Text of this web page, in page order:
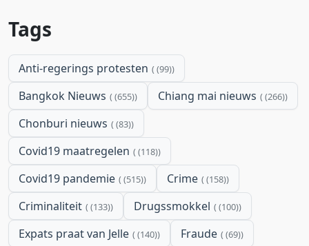
Tags
Anti-regerings protesten (99)
Bangkok Nieuws (655) Chiang mai nieuws (266)
Chonburi nieuws (83)
Covid19 maatregelen (118)
Covid19 pandemie (515) Crime (158)
Criminaliteit (133) Drugssmokkel (100)
Expats praat van Jelle (140) Fraude (69)